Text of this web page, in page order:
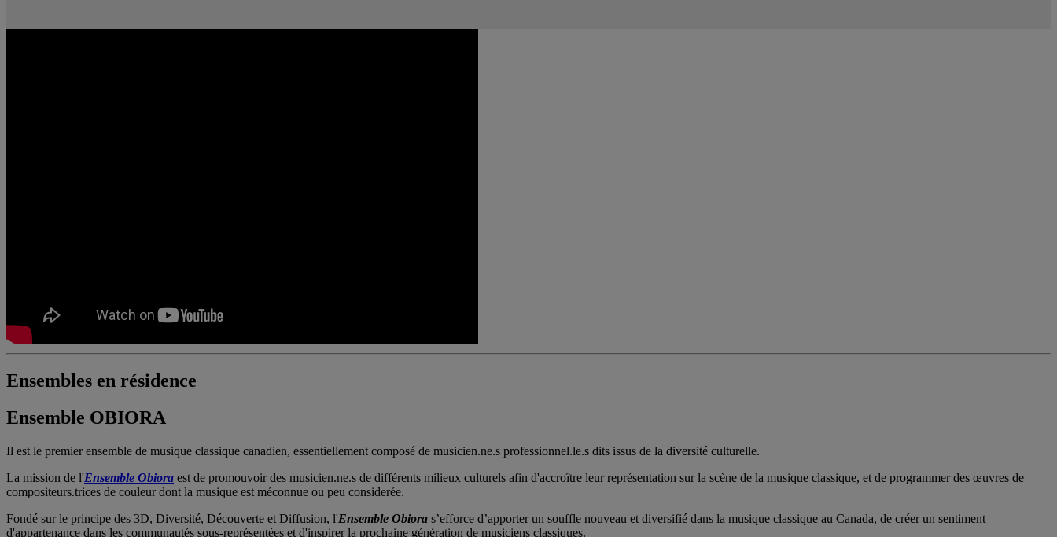
Ensembles en résidence
Ensemble OBIORA
Il est le premier ensemble de musique classique canadien, essentiellement composé de musicien.ne.s professionnel.le.s dits issus de la diversité culturelle.
La mission de l'Ensemble Obiora est de promouvoir des musicien.ne.s de différents milieux culturels afin d'accroître leur représentation sur la scène de la musique classique, et de programmer des œuvres de
compositeurs.trices de couleur dont la musique est méconnue ou peu considerée.
Fondé sur le principe des 3D, Diversité, Découverte et Diffusion, l'Ensemble Obiora s’efforce d’apporter un souffle nouveau et diversifié dans la musique classique au Canada, de créer un sentiment
d'appartenance dans les communautés sous-représentées et d'inspirer la prochaine génération de musiciens classiques.